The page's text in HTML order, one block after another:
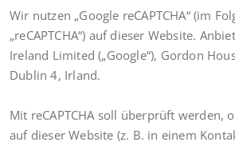
Wir nutzen „Google reCAPTCHA“ (im
„reCAPTCHA“) auf dieser Website.
Ireland Limited („Google“), Gordon
Dublin 4, Irland.
Mit reCAPTCHA soll überprüft werden,
auf dieser Website (z. B. in einem